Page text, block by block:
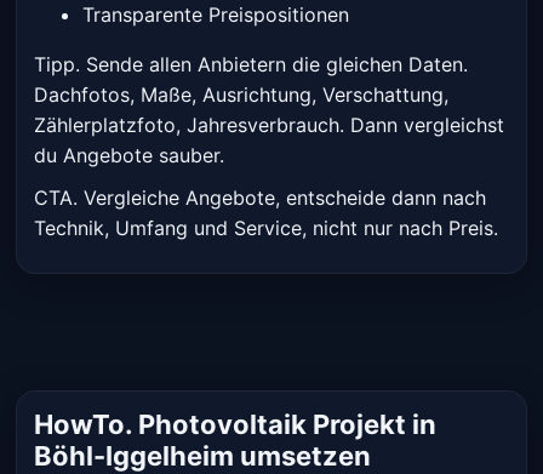
Transparente Preispositionen
Tipp. Sende allen Anbietern die gleichen Daten.
Dachfotos, Maße, Ausrichtung, Verschattung,
Zählerplatzfoto, Jahresverbrauch. Dann vergleichst
du Angebote sauber.
CTA. Vergleiche Angebote, entscheide dann nach
Technik, Umfang und Service, nicht nur nach Preis.
HowTo. Photovoltaik Projekt in
Böhl-Iggelheim umsetzen